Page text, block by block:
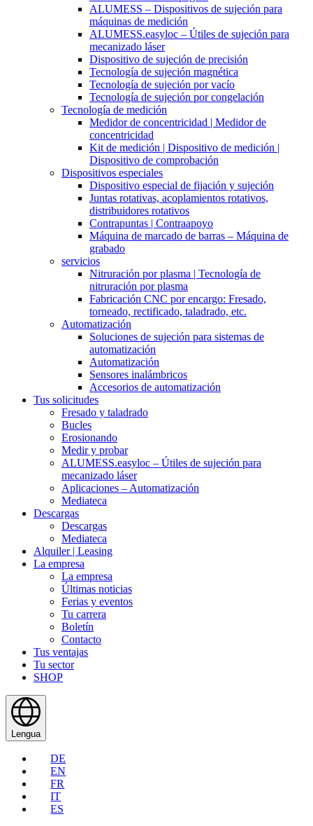
ALUMESS – Dispositivos de sujeción para
máquinas de medición
ALUMESS.easyloc – Útiles de sujeción para
mecanizado láser
Dispositivo de sujeción de precisión
Tecnología de sujeción magnética
Tecnología de sujeción por vacío
Tecnología de sujeción por congelación
Tecnología de medición
Medidor de concentricidad | Medidor de
concentricidad
Kit de medición | Dispositivo de medición |
Dispositivo de comprobación
Dispositivos especiales
Dispositivo especial de fijación y sujeción
Juntas rotativas, acoplamientos rotativos,
distribuidores rotativos
Contrapuntas | Contraapoyo
Máquina de marcado de barras – Máquina de
grabado
servicios
Nitruración por plasma | Tecnología de
nitruración por plasma
Fabricación CNC por encargo: Fresado,
torneado, rectificado, taladrado, etc.
Automatización
Soluciones de sujeción para sistemas de
automatización
Automatización
Sensores inalámbricos
Accesorios de automatización
Tus solicitudes
Fresado y taladrado
Bucles
Erosionando
Medir y probar
ALUMESS.easyloc – Útiles de sujeción para
mecanizado láser
Aplicaciones – Automatización
Mediateca
Descargas
Descargas
Mediateca
Alquiler | Leasing
La empresa
La empresa
Últimas noticias
Ferias y eventos
Tu carrera
Boletín
Contacto
Tus ventajas
Tu sector
SHOP
Lengua
DE
EN
FR
IT
ES